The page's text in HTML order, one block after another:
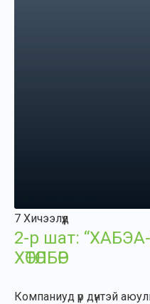
7 Хичээлүүд
2-р шат:
ХӨТӨЛБӨР
Компаниуд үр дүнтэй